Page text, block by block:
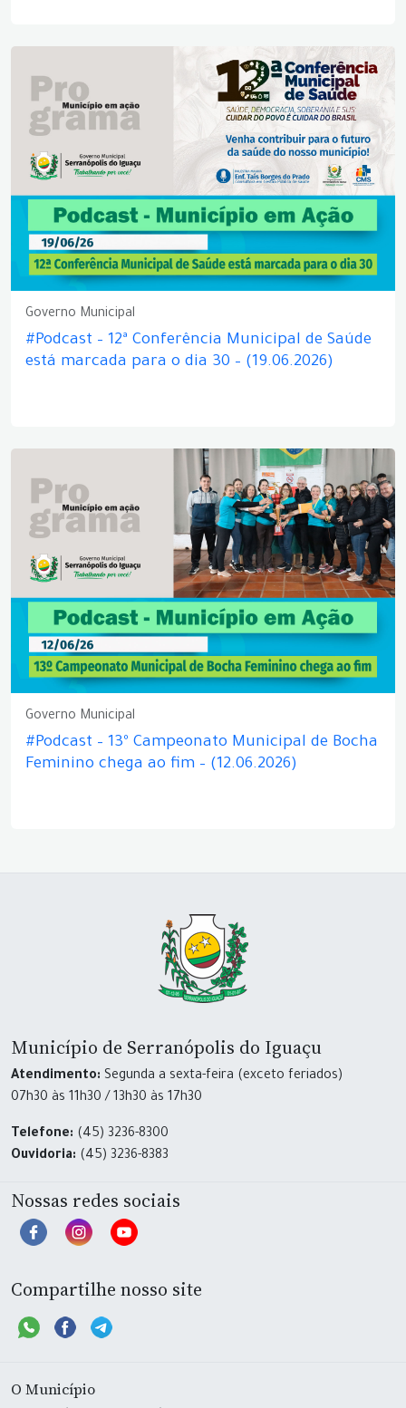
Governo Municipal
#Podcast – 12ª Conferência Municipal de Saúde
está marcada para o dia 30 – (19.06.2026)
Governo Municipal
#Podcast – 13º Campeonato Municipal de Bocha
Feminino chega ao fim – (12.06.2026)
Município de Serranópolis do Iguaçu
Atendimento: Segunda a sexta-feira (exceto feriados)
07h30 às 11h30 / 13h30 às 17h30
Telefone: (45) 3236-8300
Ouvidoria: (45) 3236-8383
Nossas redes sociais
Compartilhe nosso site
O Município